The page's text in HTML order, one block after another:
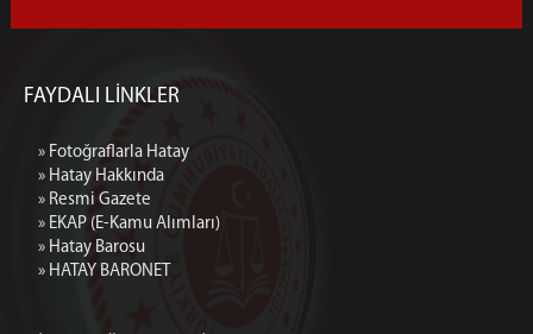
FAYDALI LİNKLER
» Fotoğraflarla Hatay
» Hatay Hakkında
» Resmi Gazete
» EKAP (E-Kamu Alımları)
» Hatay Barosu
» HATAY BARONET